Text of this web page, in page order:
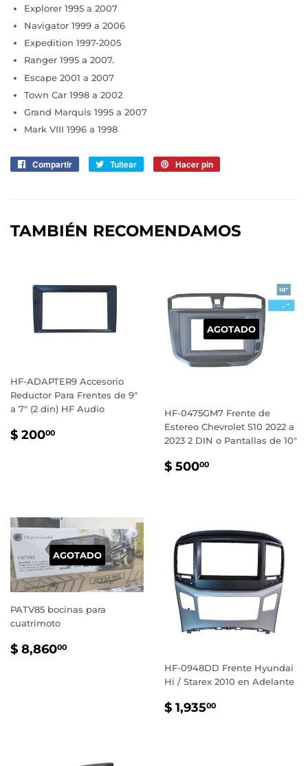
Explorer 1995 a 2007
Navigator 1999 a 2006
Expedition 1997-2005
Ranger 1995 a 2007.
Escape 2001 a 2007
Town Car 1998 a 2002
Grand Marquis 1995 a 2007
Mark VIII 1996 a 1998
Compartir
CompartirTuitear
Tuitear Hacer pin
TAMBIÉN RECOMENDAMOS
HF-ADAPTER9 Accesorio
Reductor Para Frentes de 9"
a 7" (2 din) HF Audio
PRECIO
$ 20000
AGOTADO
HF-0475GM7 Frente de
Estereo Chevrolet S10 2022 a
2023 2 DIN o Pantallas de 10"
PRECIO
$ 50000
AGOTADO
PATV85 bocinas para
cuatrimoto
PRECIO
$ 8,86000
HF-0948DD Frente Hyundai
Hi / Starex 2010 en Adelante
PRECIO
$ 1,93500